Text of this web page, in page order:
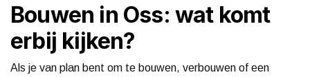
Bouwen in Oss: wat komt
erbij kijken?
Als je van plan bent om te bouwen, verbouwen of een